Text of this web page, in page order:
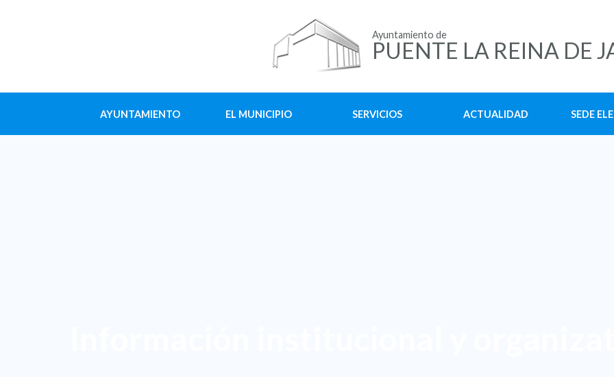
Ayuntamiento de
PUENTE LA REINA DE
AYUNTAMIENTO EL MUNICIPIO SERVICIOS ACTUALIDAD SEDE